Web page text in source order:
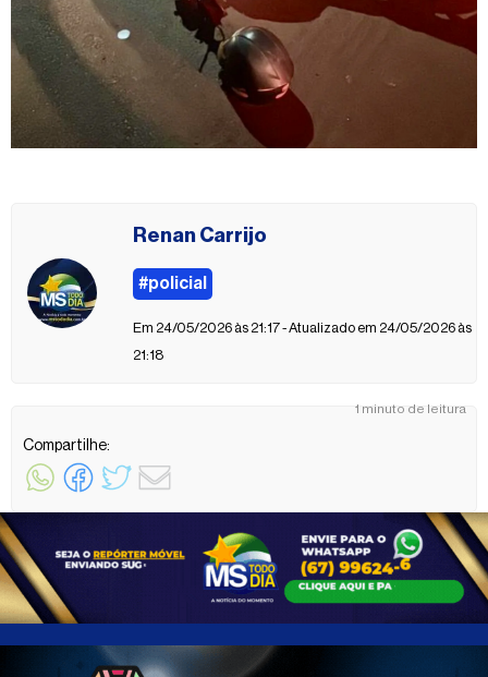
1 minuto de leitura
Renan Carrijo
#policial
Em 24/05/2026 às 21:17 - Atualizado em 24/05/2026 às
21:18
Compartilhe: